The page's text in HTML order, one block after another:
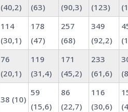
(40,2)
(63)
(90,3)
(123)
114
(30,1)
178
(47)
257
(68)
349
(92,2)
76
(20,1)
119
(31,4)
171
(45,2)
233
(61,6)
38 (10)
59
(15,6)
86
(22,7)
116
(30,6)